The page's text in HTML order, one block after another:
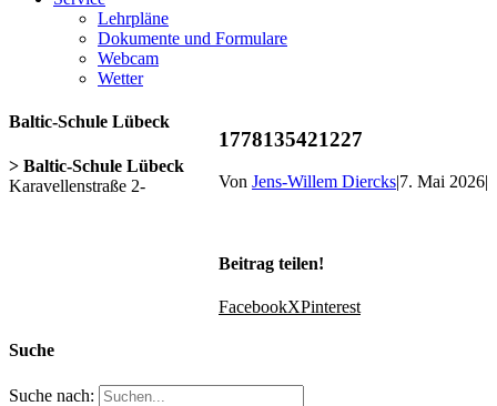
Lehrpläne
Dokumente und Formulare
Webcam
Wetter
1778135421227
Von Jens-Willem Diercks|7. Mai 2026|
Beitrag teilen!
FacebookXPinterest
Suche
Suche nach:
Baltic-Schule Lübeck
> Baltic-Schule Lübeck
Karavellenstraße 2-